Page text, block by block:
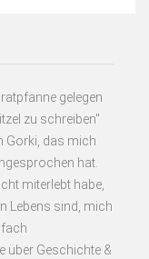
gelegen
zu schreiben"
Gorki, das mich
hat.
miterlebt habe,
Lebens sind, mich
über Geschichte &